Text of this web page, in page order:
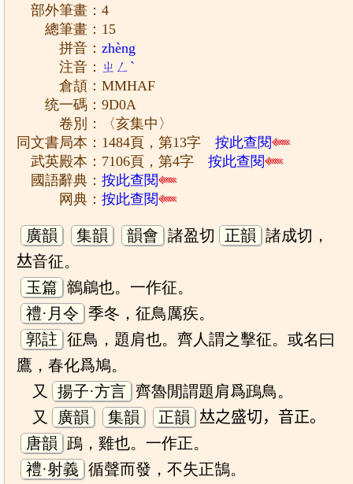
部外筆畫：4
總筆畫：15
拼音：zhèng
注音： ㄓㄥˋ
倉頡：MMHAF
统一碼：9D0A
卷別：〈亥集中〉
同文書局本：1484頁，第13字按此查閱
武英殿本：7106頁，第4字按此查閱
國語辭典：按此查閱
网典：按此查閱
廣韻 集韻 韻會 諸盈切 正韻 諸成切，
𠀤音征。
玉篇 鶙鵳也。一作征。
禮·月令 季冬，征鳥厲疾。
郭註 征鳥，題肩也。齊人謂之擊征。或名曰
鷹，春化爲鳩。
又
揚子·方言 齊魯閒謂題肩爲鴊鳥。
又
廣韻 集韻 正韻
𠀤之盛切，音正。
唐韻 鴊，雞也。一作正。
禮·射義 循聲而發，不失正鵠。